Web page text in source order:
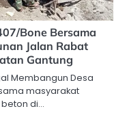
Bone Bersama
Jalan Rabat
Gantung
Membangun Desa
masyarakat
di…